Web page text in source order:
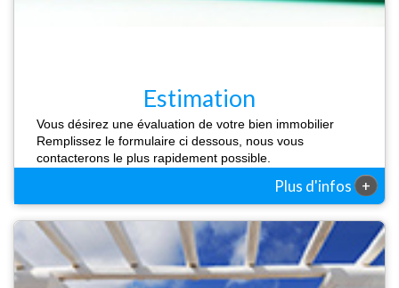
Estimation
Vous désirez une évaluation de votre bien immobilier
Remplissez le formulaire ci dessous, nous vous
contacterons le plus rapidement possible.
Plus d'infos +